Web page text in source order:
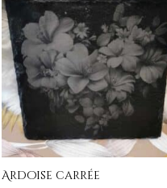
Ardoise carrée